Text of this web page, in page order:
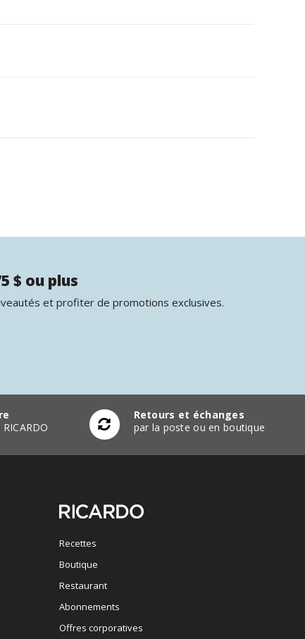
$ ou plus
et profiter de promotions exclusives.
Retours et échanges
par la poste ou en boutique
Recettes
Boutique
Restaurant
Abonnements
Offres corporatives